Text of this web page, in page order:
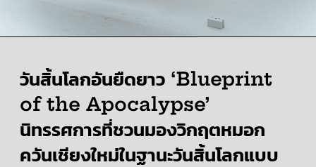
วันสิ้นโลกอันยืดยาว ‘Blueprint
of the Apocalypse’
นิทรรศการที่ชวนมองวิกฤตหมอก
ควันเชียงใหม่ในฐานะวันสิ้นโลกแบบ